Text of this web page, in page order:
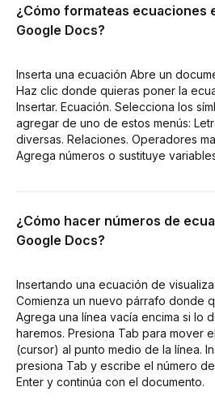
¿Cómo formateas ecuaciones
Google Docs?
Inserta una ecuación Abre un
Haz clic donde quieras poner la
Insertar. Ecuación. Selecciona los
agregar de uno de estos menús:
diversas. Relaciones. Operadores
Agrega números o sustituye
¿Cómo hacer números de
Google Docs?
Insertando una ecuación de
Comienza un nuevo párrafo donde
Agrega una línea vacía encima si lo
haremos. Presiona Tab para mover
(cursor) al punto medio de la línea.
presiona Tab y escribe el número
Enter y continúa con el documento.